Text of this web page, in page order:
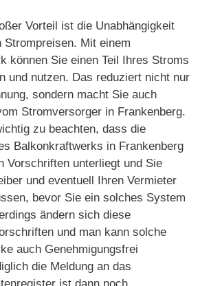
Vorteil ist die Unabhängigkeit
Strompreisen. Mit einem
können Sie einen Teil Ihres Stroms
und nutzen. Das reduziert nicht nur
sondern macht Sie auch
Stromversorger in Frankenberg.
zu beachten, dass die
Balkonkraftwerks in Frankenberg
Vorschriften unterliegt und Sie
und eventuell Ihren Vermieter
bevor Sie ein solches System
ändern sich diese
und man kann solche
auch Genehmigungsfrei
die Meldung an das
ist dann noch